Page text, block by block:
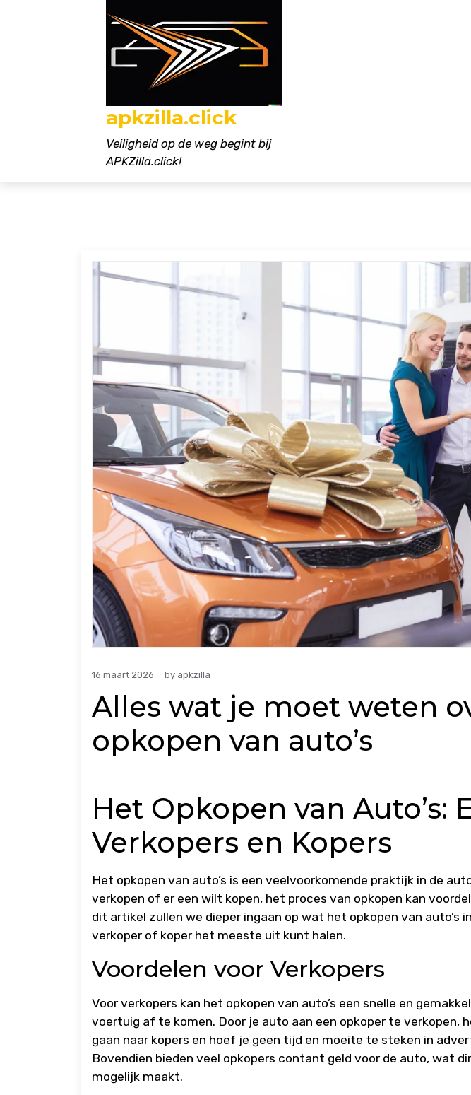
apkzilla.click
Veiligheid op de weg begint bij
APKZilla.click!
16 maart 2026 by apkzilla
Alles wat je moet weten
opkopen van auto’s
Het Opkopen van Auto’s:
Verkopers en Kopers
Het opkopen van auto’s is een veelvoorkomende praktijk in de
verkopen of er een wilt kopen, het proces van opkopen kan
dit artikel zullen we dieper ingaan op wat het opkopen van auto’s
verkoper of koper het meeste uit kunt halen.
Voordelen voor Verkopers
Voor verkopers kan het opkopen van auto’s een snelle en
voertuig af te komen. Door je auto aan een opkoper te
gaan naar kopers en hoef je geen tijd en moeite te steken in
Bovendien bieden veel opkopers contant geld voor de auto, wat
mogelijk maakt.